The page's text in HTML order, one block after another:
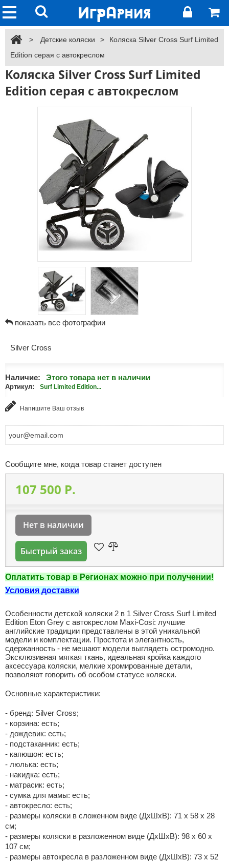
> Детские коляски >
Коляска Silver Cross Surf Limited
Edition серая с автокреслом
Коляска Silver Cross Surf Limited
Edition серая с автокреслом
показать все фотографии
Silver Cross
Наличие: Этого товара нет в наличии
Артикул: Surf Limited Edition...
Напишите Ваш отзыв
Сообщите мне, когда товар станет доступен
107 500 P.
Нет в наличии
Быстрый заказ
Оплатить товар в Регионах можно при получении!
Условия доставки
Особенности детской коляски 2 в 1 Silver Cross Surf Limited
Edition Eton Grey с автокреслом Maxi-Cosi: лучшие
английские традиции представлены в этой уникальной
модели и комплектации. Простота и элегантность,
сдержанность - не мешают модели выглядеть остромодно.
Эксклюзивная мягкая ткань, идеальная кройка каждого
аксессуара коляски, мелкие хромированные детали,
позволяют говорить об особом статусе коляски.
Основные характеристики:
- бренд: Silver Cross;
- корзина: есть;
- дождевик: есть;
- подстаканник: есть;
- капюшон: есть;
- люлька: есть;
- накидка: есть;
- матрасик: есть;
- сумка для мамы: есть;
- автокресло: есть;
- размеры коляски в сложенном виде (ДхШхВ): 71 х 58 х 28
см;
- размеры коляски в разложенном виде (ДхШхВ): 98 х 60 х
107 см;
- размеры автокресла в разложенном виде (ДхШхВ): 73 х 52